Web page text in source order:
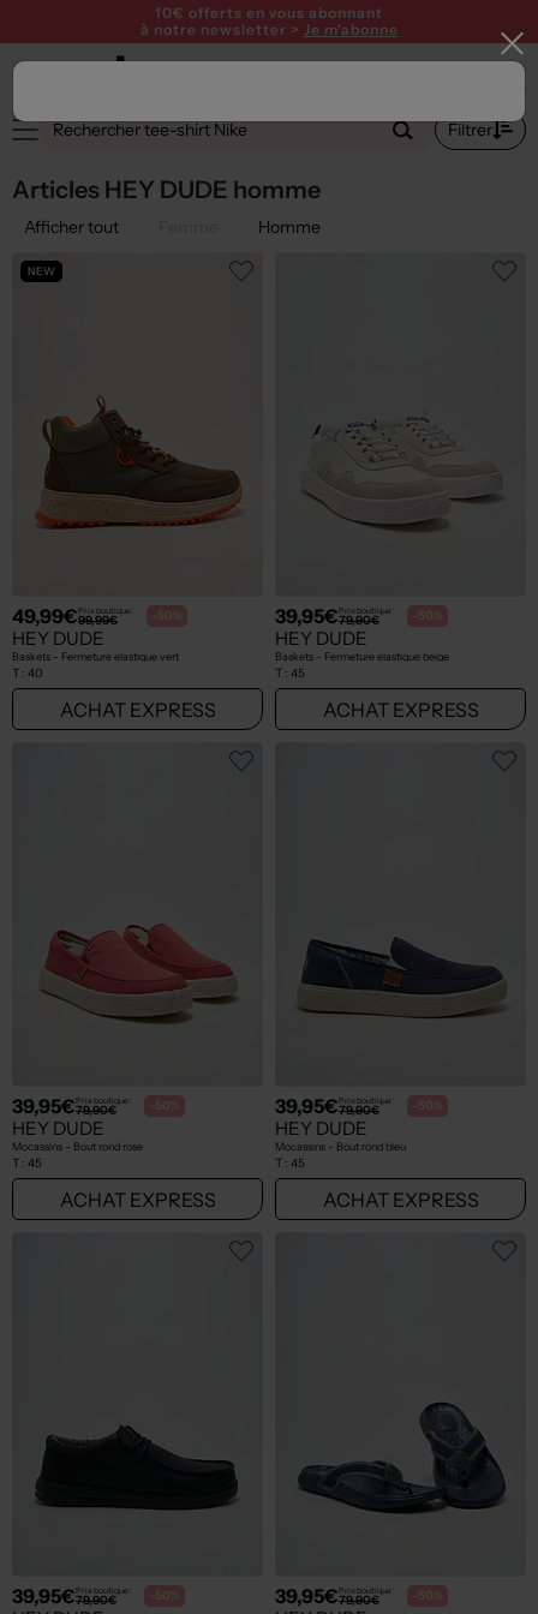
10€ offerts en vous abonnant
à notre newsletter > Je m'abonne
Filtrer
Articles HEY DUDE homme
Afficher tout Homme
NEW
49,99€Prix boutique :
99,99€ -50%
HEY DUDE
Baskets - Fermeture elastique vert
T : 40
ACHAT EXPRESS
39,95€Prix boutique :
79,90€ -50%
HEY DUDE
Baskets - Fermeture elastique beige
T : 45
ACHAT EXPRESS
39,95€Prix boutique :
79,90€ -50%
HEY DUDE
Mocassins - Bout rond rose
T : 45
ACHAT EXPRESS
39,95€Prix boutique :
79,90€ -50%
HEY DUDE
Mocassins - Bout rond bleu
T : 45
ACHAT EXPRESS
39,95€Prix boutique :
79,90€ -50% 39,95€Prix boutique :
79,90€ -50%